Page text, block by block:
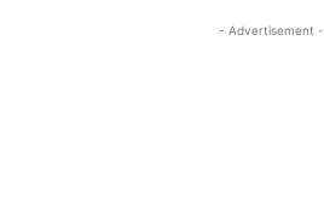
- Advertisement -